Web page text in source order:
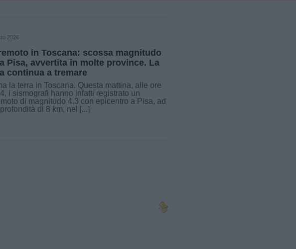
2026
in Toscana: scossa magnitudo
Pisa, avvertita in molte province. La
continua a tremare
la terra in Toscana. Questa mattina, alle ore
i sismografi hanno infatti registrato un
di magnitudo 4.3 con epicentro a Pisa, ad
di 8 km, nel [...]